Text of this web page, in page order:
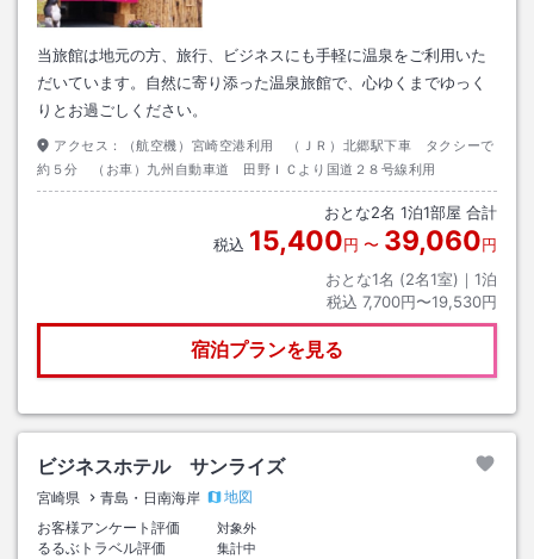
当旅館は地元の方、旅行、ビジネスにも手軽に温泉をご利用いた
だいています。自然に寄り添った温泉旅館で、心ゆくまでゆっく
りとお過ごしください。
アクセス：
（航空機）宮崎空港利用 （ＪＲ）北郷駅下車 タクシーで
約５分 （お車）九州自動車道 田野ＩＣより国道２８号線利用
おとな2名 1泊1部屋 合計
税込 15,400円 〜 39,060円
おとな1名 (2名1室)｜ 1泊
税込 7,700円〜19,530円
宿泊プランを見る
ビジネスホテル サンライズ
宮崎県 青島・日南海岸
地図
お客様アンケート評価
対象外
るるぶトラベル評価
集計中